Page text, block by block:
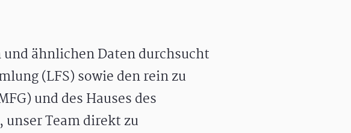
ähnlichen Daten durchsucht
(LFS) sowie den rein zu
und des Hauses des
Team direkt zu